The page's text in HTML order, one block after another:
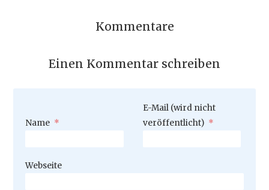
Kommentare
Einen Kommentar schreiben
Pflichtfeld
Name *
Pflichtfeld
E-Mail (wird nicht
veröffentlicht) *
Webseite